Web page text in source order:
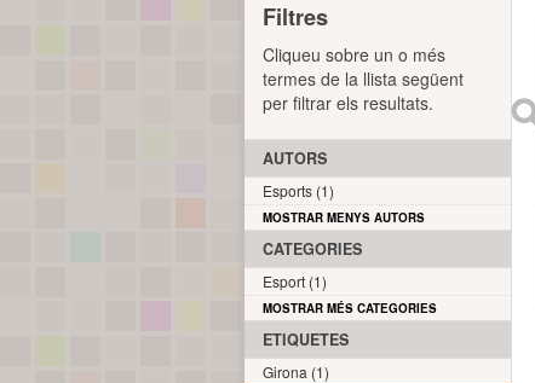
Filtres
Cliqueu sobre un o més
termes de la llista següent
per filtrar els resultats.
AUTORS
Esports (1)
MOSTRAR MENYS AUTORS
CATEGORIES
Esport (1)
MOSTRAR MÉS CATEGORIES
ETIQUETES
Girona (1)